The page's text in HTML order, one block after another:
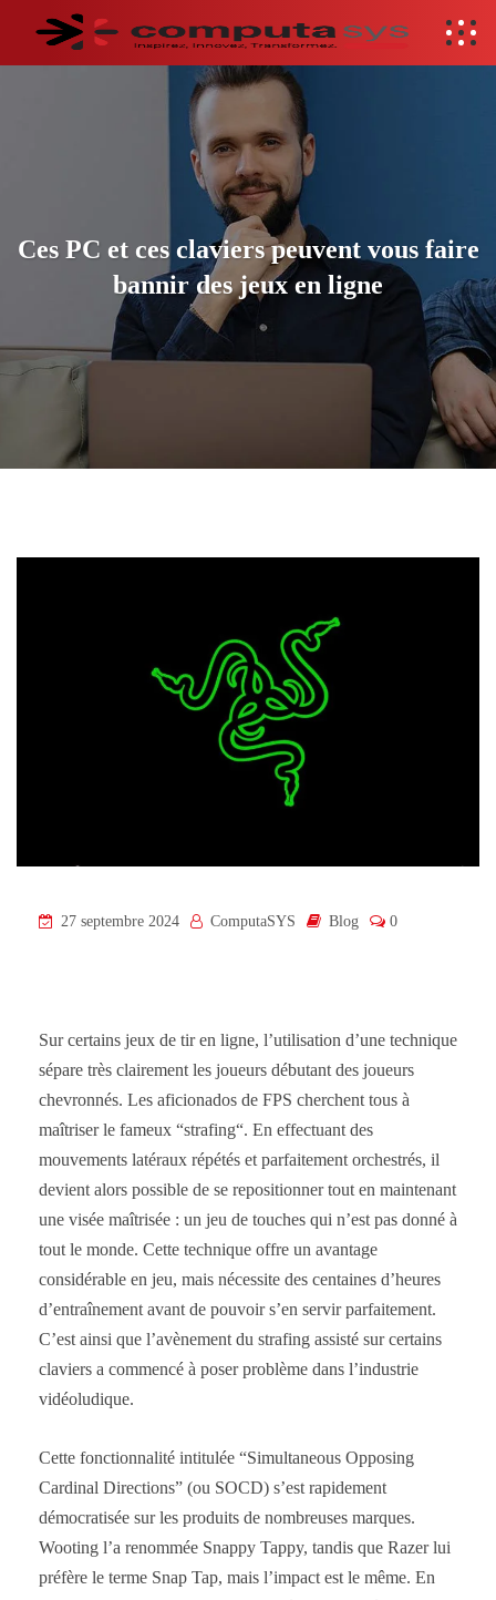
Ces PC et ces claviers peuvent vous faire
bannir des jeux en ligne
27 septembre 2024 ComputaSYS Blog 0
Sur certains jeux de tir en ligne, l’utilisation d’une technique
sépare très clairement les joueurs débutant des joueurs
chevronnés. Les aficionados de FPS cherchent tous à
maîtriser le fameux “strafing“. En effectuant des
mouvements latéraux répétés et parfaitement orchestrés, il
devient alors possible de se repositionner tout en maintenant
une visée maîtrisée : un jeu de touches qui n’est pas donné à
tout le monde. Cette technique offre un avantage
considérable en jeu, mais nécessite des centaines d’heures
d’entraînement avant de pouvoir s’en servir parfaitement.
C’est ainsi que l’avènement du strafing assisté sur certains
claviers a commencé à poser problème dans l’industrie
vidéoludique.
Cette fonctionnalité intitulée “Simultaneous Opposing
Cardinal Directions” (ou SOCD) s’est rapidement
démocratisée sur les produits de nombreuses marques.
Wooting l’a renommée Snappy Tappy, tandis que Razer lui
préfère le terme Snap Tap, mais l’impact est le même. En